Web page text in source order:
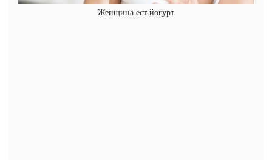
Женщина ест йогурт